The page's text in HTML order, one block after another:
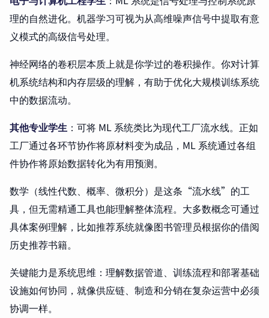
理的自然进化。机器学习可视为从高维噪声信号中提取有意
义模式的高级信号处理。
神经网络的卷积层本质上就是你学过的卷积操作。你对计算
机系统结构和内存层级的理解，有助于优化大规模训练系统
中的数据流动。
其他专业学生 ：可将 ML 系统类比为现代工厂流水线。正如
工厂通过各环节协作将原材料变为成品，ML 系统通过各组
件协作将原始数据转化为有用预测。
数学（线性代数、概率、微积分）是这条“流水线”的工
具，但无需精通工具也能理解整体流程。大多数概念可通过
具体案例理解，比如推荐系统就像图书管理员根据你的借阅
历史推荐书籍。
关键能力是系统思维：理解数据管道、训练流程和部署基础
设施如何协同，就像供应链、制造和分销在复杂运营中必须
协调一样。